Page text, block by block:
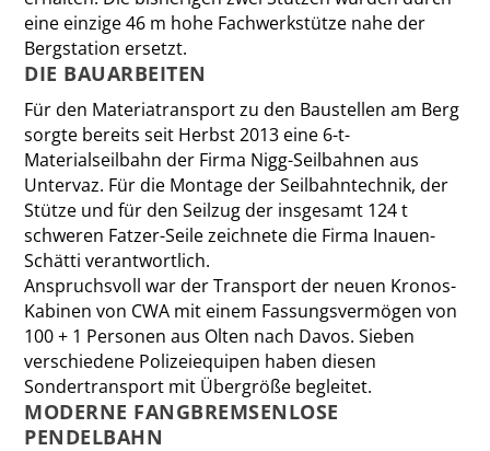
eine einzige 46 m hohe Fachwerkstütze nahe der
Bergstation ersetzt.
DIE BAUARBEITEN
Für den Materiatransport zu den Baustellen am Berg
sorgte bereits seit Herbst 2013 eine 6-t-
Materialseilbahn der Firma Nigg-Seilbahnen aus
Untervaz. Für die Montage der Seilbahntechnik, der
Stütze und für den Seilzug der insgesamt 124 t
schweren Fatzer-Seile zeichnete die Firma Inauen-
Schätti verantwortlich.
Anspruchsvoll war der Transport der neuen Kronos-
Kabinen von CWA mit einem Fassungsvermögen von
100 + 1 Personen aus Olten nach Davos. Sieben
verschiedene Polizeiequipen haben diesen
Sondertransport mit Übergröße begleitet.
MODERNE FANGBREMSEN­LOSE
PENDELBAHN